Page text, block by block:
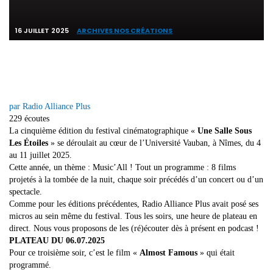
16 JUILLET 2025 ARCHIVES NOS CRÉATIONS
par Radio Alliance Plus
229 écoutes
La cinquième édition du festival cinématographique « Une Salle Sous
Les Étoiles » se déroulait au cœur de l’Université Vauban, à Nîmes, du 4
au 11 juillet 2025.
Cette année, un thème : Music’All ! Tout un programme : 8 films
projetés à la tombée de la nuit, chaque soir précédés d’un concert ou d’un
spectacle.
Comme pour les éditions précédentes, Radio Alliance Plus avait posé ses
micros au sein même du festival. Tous les soirs, une heure de plateau en
direct. Nous vous proposons de les (ré)écouter dès à présent en podcast !
PLATEAU DU 06.07.2025
Pour ce troisième soir, c’est le film « Almost Famous » qui était
programmé.